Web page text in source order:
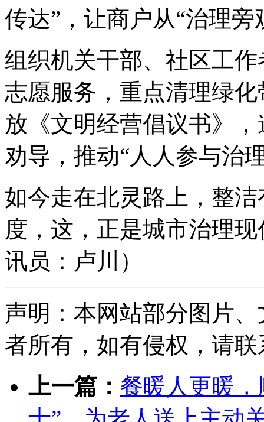
传达”，让商户从“治理旁
组织机关干部、社区工
志愿服务，重点清理绿
放《文明经营倡议书》
劝导，推动“人人参与治
如今走在北灵路上，整
度，这，正是城市治理
讯员：卢川）
声明：本网站部分图片
者所有，如有侵权，请联
上一篇： 餐暖人更暖